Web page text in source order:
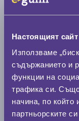
Настоящият
Използваме
съдържанието и
функции на
трафика си.
начина, по който
партньорските